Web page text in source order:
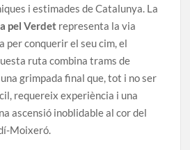
i estimades de Catalunya. La
pel Verdet representa la via
per conquerir el seu cim, el
ruta combina trams de
grimpada final que, tot i no ser
requereix experiència i una
ascensió inoblidable al cor del
Moixeró.